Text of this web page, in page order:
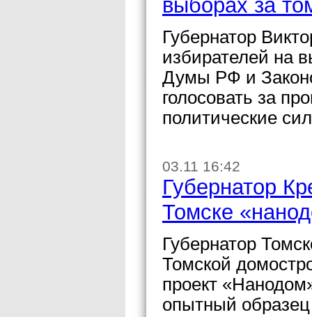
выборах за
Губернатор
избирателей на
Думы РФ и
голосовать за
политические
03.11 16:42
Губернатор
Томске
Губернатор
Томской
проект
опытный